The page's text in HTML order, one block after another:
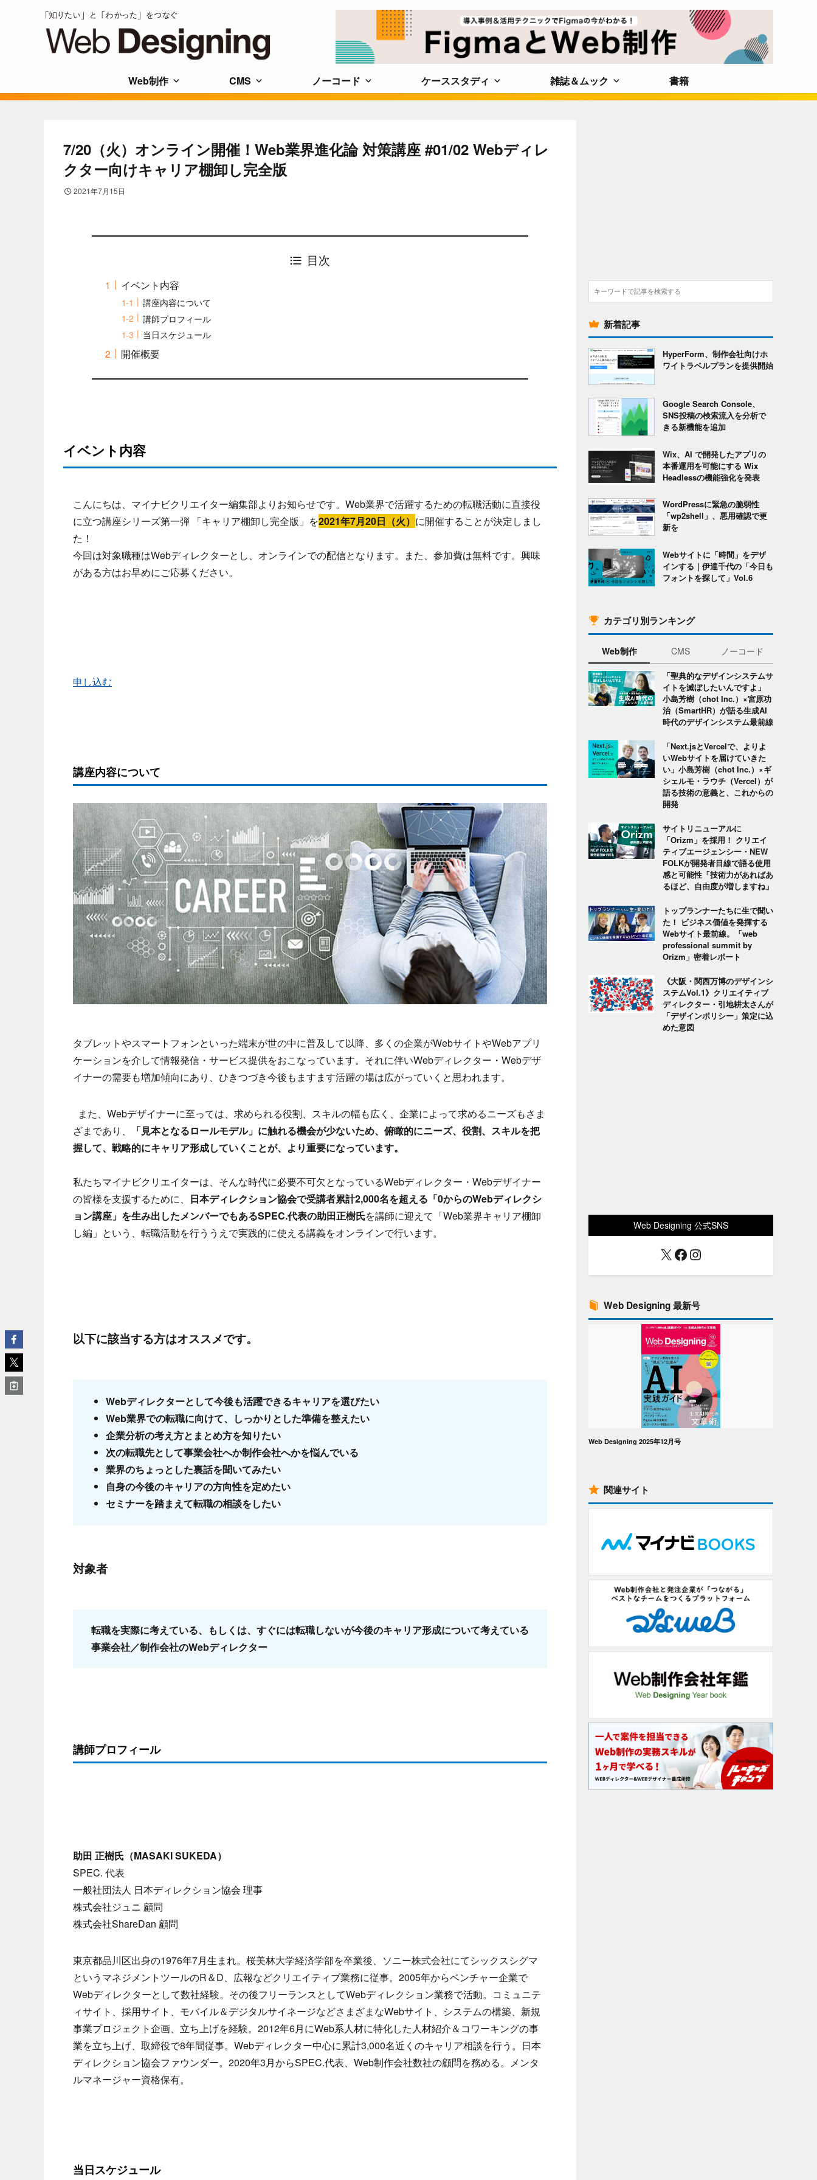
Web制作 CMS ノーコード ケーススタディ 雑誌＆ムック 書籍
7/20（火）オンライン開催！Web業界進化論 対策講座 #01/02 Webディレ
クター向けキャリア棚卸し完全版
2021年7月15日
目次
イベント内容
講座内容について
講師プロフィール
当日スケジュール
開催概要
イベント内容
こんにちは、マイナビクリエイター編集部よりお知らせです。Web業界で活躍するための転職活動に直接役
に立つ講座シリーズ第一弾 「キャリア棚卸し完全版」を2021年7月20日（火） に開催することが決定しまし
た！
今回は対象職種はWebディレクターとし、オンラインでの配信となります。また、参加費は無料です。興味
がある方はお早めにご応募ください。
申し込む
講座内容について
タブレットやスマートフォンといった端末が世の中に普及して以降、多くの企業がWebサイトやWebアプリ
ケーションを介して情報発信・サービス提供をおこなっています。それに伴いWebディレクター・Webデザ
イナーの需要も増加傾向にあり、ひきつづき今後もますます活躍の場は広がっていくと思われます。
また、Webデザイナーに至っては、求められる役割、スキルの幅も広く、企業によって求めるニーズもさま
ざまであり、
「見本となるロールモデル」に触れる機会が少ないため、俯瞰的にニーズ、役割、スキルを把
握して、戦略的にキャリア形成していくことが、より重要になっています。
私たちマイナビクリエイターは、そんな時代に必要不可欠となっているWebディレクター・Webデザイナー
の皆様を支援するために、 日本ディレクション協会で受講者累計2,000名を超える「0からのWebディレクシ
ョン講座」を生み出したメンバーでもあるSPEC.代表の助田正樹氏を講師に迎えて「Web業界キャリア棚卸
し編」という、転職活動を行ううえで実践的に使える講義をオンラインで行います。
以下に該当する方はオススメです。
Webディレクターとして今後も活躍できるキャリアを選びたい
Web業界での転職に向けて、しっかりとした準備を整えたい
企業分析の考え方とまとめ方を知りたい
次の転職先として事業会社へか制作会社へかを悩んでいる
業界のちょっとした裏話を聞いてみたい
自身の今後のキャリアの方向性を定めたい
セミナーを踏まえて転職の相談をしたい
対象者
転職を実際に考えている、もしくは、すぐには転職しないが今後のキャリア形成について考えている
事業会社／制作会社のWebディレクター
講師プロフィール
助田 正樹氏（MASAKI SUKEDA）
SPEC. 代表
一般社団法人 日本ディレクション協会 理事
株式会社ジュニ 顧問
株式会社ShareDan 顧問
東京都品川区出身の1976年7月生まれ。桜美林大学経済学部を卒業後、ソニー株式会社にてシックスシグマ
というマネジメントツールのR＆D、広報などクリエイティブ業務に従事。2005年からベンチャー企業で
Webディレクターとして数社経験。その後フリーランスとしてWebディレクション業務で活動。コミュニテ
ィサイト、採用サイト、モバイル＆デジタルサイネージなどさまざまなWebサイト、システムの構築、新規
事業プロジェクト企画、立ち上げを経験。2012年6月にWeb系人材に特化した人材紹介＆コワーキングの事
業を立ち上げ、取締役で8年間従事。Webディレクター中心に累計3,000名近くのキャリア相談を行う。日本
ディレクション協会ファウンダー。2020年3月からSPEC.代表、Web制作会社数社の顧問を務める。メンタ
ルマネージャー資格保有。
当日スケジュール
検
索
新着記事
HyperForm、制作会社向けホ
ワイトラベルプランを提供開始
Google Search Console、
SNS投稿の検索流入を分析で
きる新機能を追加
Wix、AI で開発したアプリの
本番運用を可能にする Wix
Headlessの機能強化を発表
WordPressに緊急の脆弱性
「wp2shell」、悪用確認で更
新を
Webサイトに「時間」をデザ
インする｜伊達千代の「今日も
フォントを探して」Vol.6
カテゴリ別ランキング
Web制作 CMS ノーコード
「聖典的なデザインシステムサ
イトを滅ぼしたいんですよ」
小島芳樹（chot Inc.）×宮原功
治（SmartHR）が語る生成AI
時代のデザインシステム最前線
「Next.jsとVercelで、よりよ
いWebサイトを届けていきた
い」小島芳樹（chot Inc.）×ギ
シェルモ・ラウチ（Vercel）が
語る技術の意義と、これからの
開発
サイトリニューアルに
「Orizm」を採用！ クリエイ
ティブエージェンシー・NEW
FOLKが開発者目線で語る使用
感と可能性「技術力があればあ
るほど、自由度が増しますね」
トップランナーたちに生で聞い
た！ ビジネス価値を発揮する
Webサイト最前線。「web
professional summit by
Orizm」密着レポート
《大阪・関西万博のデザインシ
ステムVol.1》クリエイティブ
ディレクター・引地耕太さんが
「デザインポリシー」策定に込
めた意図
Web Designing 公式SNS
X Facebook
Instagram
Web Designing 最新号
Web Designing 2025年12月号
関連サイト